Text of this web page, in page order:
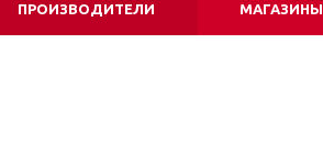
ПРОИЗВОДИТЕЛИ МАГАЗИНЫ